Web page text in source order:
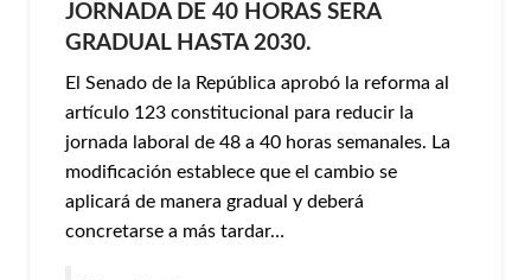
JORNADA DE 40 HORAS SERA
GRADUAL HASTA 2030.
El Senado de la República aprobó la reforma al
artículo 123 constitucional para reducir la
jornada laboral de 48 a 40 horas semanales. La
modificación establece que el cambio se
aplicará de manera gradual y deberá
concretarse a más tardar…